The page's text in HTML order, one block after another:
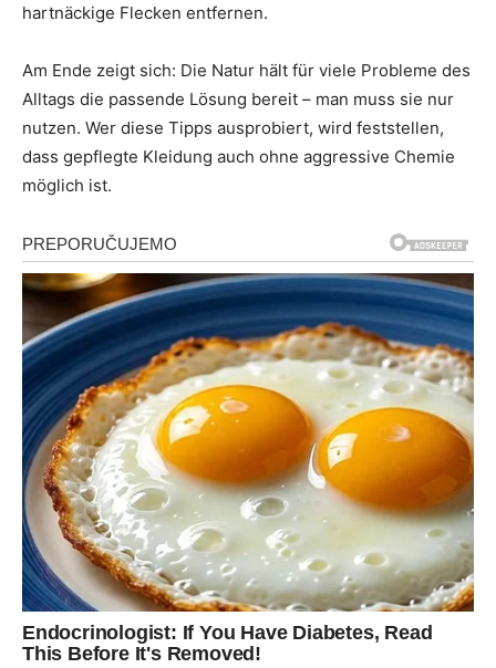
hartnäckige Flecken entfernen.
Am Ende zeigt sich: Die Natur hält für viele Probleme des
Alltags die passende Lösung bereit – man muss sie nur
nutzen. Wer diese Tipps ausprobiert, wird feststellen,
dass gepflegte Kleidung auch ohne aggressive Chemie
möglich ist.